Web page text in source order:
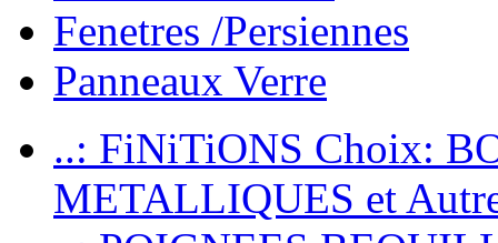
Fenetres /Persiennes
Panneaux Verre
..: FiNiTiONS Choix:
METALLIQUES et